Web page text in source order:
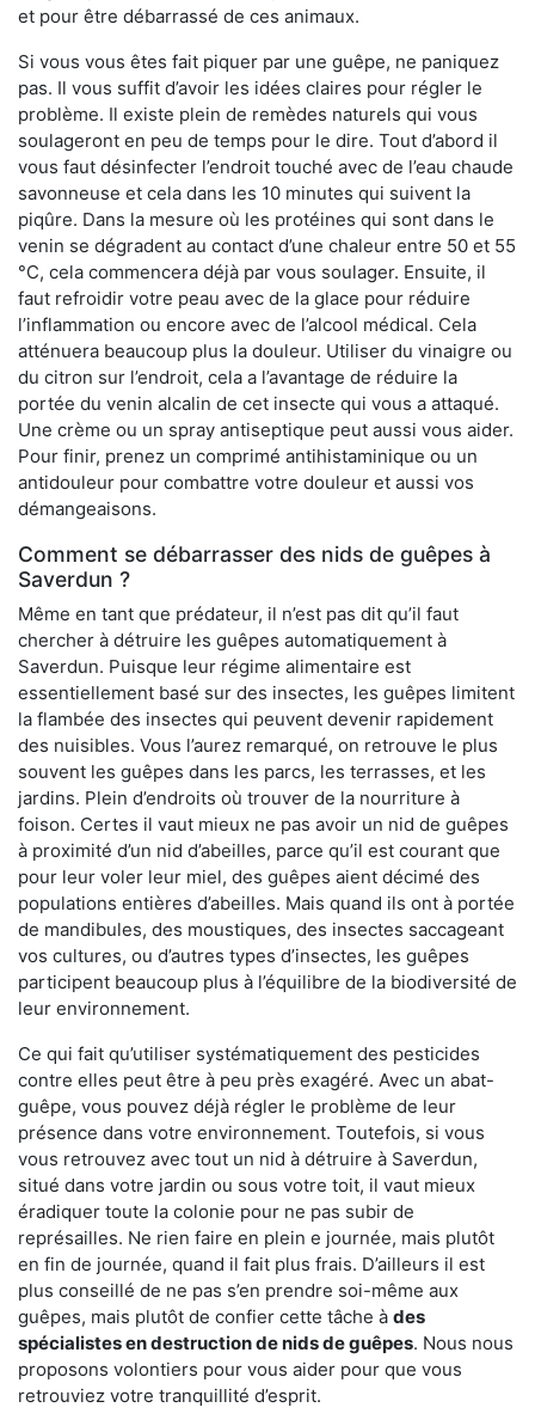
et pour être débarrassé de ces animaux.
Si vous vous êtes fait piquer par une guêpe, ne paniquez
pas. Il vous suffit d’avoir les idées claires pour régler le
problème. Il existe plein de remèdes naturels qui vous
soulageront en peu de temps pour le dire. Tout d’abord il
vous faut désinfecter l’endroit touché avec de l’eau chaude
savonneuse et cela dans les 10 minutes qui suivent la
piqûre. Dans la mesure où les protéines qui sont dans le
venin se dégradent au contact d’une chaleur entre 50 et 55
°C, cela commencera déjà par vous soulager. Ensuite, il
faut refroidir votre peau avec de la glace pour réduire
l’inflammation ou encore avec de l’alcool médical. Cela
atténuera beaucoup plus la douleur. Utiliser du vinaigre ou
du citron sur l’endroit, cela a l’avantage de réduire la
portée du venin alcalin de cet insecte qui vous a attaqué.
Une crème ou un spray antiseptique peut aussi vous aider.
Pour finir, prenez un comprimé antihistaminique ou un
antidouleur pour combattre votre douleur et aussi vos
démangeaisons.
Comment se débarrasser des nids de guêpes à
Saverdun ?
Même en tant que prédateur, il n’est pas dit qu’il faut
chercher à détruire les guêpes automatiquement à
Saverdun. Puisque leur régime alimentaire est
essentiellement basé sur des insectes, les guêpes limitent
la flambée des insectes qui peuvent devenir rapidement
des nuisibles. Vous l’aurez remarqué, on retrouve le plus
souvent les guêpes dans les parcs, les terrasses, et les
jardins. Plein d’endroits où trouver de la nourriture à
foison. Certes il vaut mieux ne pas avoir un nid de guêpes
à proximité d’un nid d’abeilles, parce qu’il est courant que
pour leur voler leur miel, des guêpes aient décimé des
populations entières d’abeilles. Mais quand ils ont à portée
de mandibules, des moustiques, des insectes saccageant
vos cultures, ou d’autres types d’insectes, les guêpes
participent beaucoup plus à l’équilibre de la biodiversité de
leur environnement.
Ce qui fait qu’utiliser systématiquement des pesticides
contre elles peut être à peu près exagéré. Avec un abat-
guêpe, vous pouvez déjà régler le problème de leur
présence dans votre environnement. Toutefois, si vous
vous retrouvez avec tout un nid à détruire à Saverdun,
situé dans votre jardin ou sous votre toit, il vaut mieux
éradiquer toute la colonie pour ne pas subir de
représailles. Ne rien faire en plein e journée, mais plutôt
en fin de journée, quand il fait plus frais. D’ailleurs il est
plus conseillé de ne pas s’en prendre soi-même aux
guêpes, mais plutôt de confier cette tâche à des
spécialistes en destruction de nids de guêpes. Nous nous
proposons volontiers pour vous aider pour que vous
retrouviez votre tranquillité d’esprit.